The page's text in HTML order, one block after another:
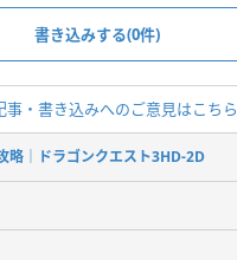
書き込みする(0件)
事・書き込みへのご意見はこちら
略｜ドラゴンクエスト3HD-2D